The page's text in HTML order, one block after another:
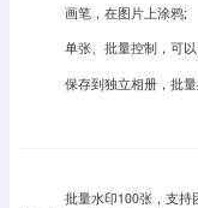
画笔，在图片上涂鸦;
单张、批量控制，可以
保存到独立相册，批量
批量水印100张，支持